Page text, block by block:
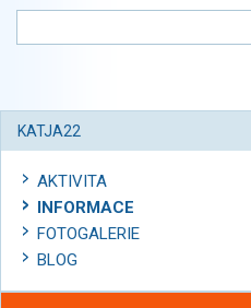
KATJA22
AKTIVITA
INFORMACE
FOTOGALERIE
BLOG